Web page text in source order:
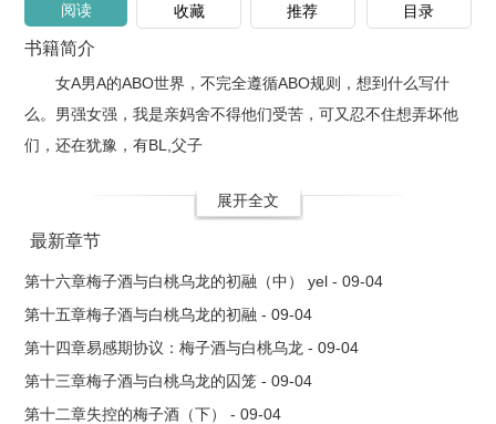
阅读 收藏 推荐 目录
书籍简介
女A男A的ABO世界，不完全遵循ABO规则，想到什么写什
么。男强女强，我是亲妈舍不得他们受苦，可又忍不住想弄坏他
们，还在犹豫，有BL,父子
展开全文
最新章节
第十六章梅子酒与白桃乌龙的初融（中） yel - 09-04
第十五章梅子酒与白桃乌龙的初融 - 09-04
第十四章易感期协议：梅子酒与白桃乌龙 - 09-04
第十三章梅子酒与白桃乌龙的囚笼 - 09-04
第十二章失控的梅子酒（下） - 09-04